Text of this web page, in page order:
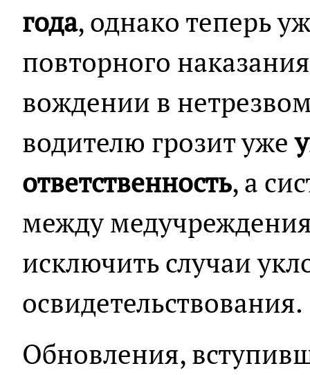
года, однако теперь
повторного
вождении в
водителю грозит уже
ответственность, а
между
исключить случаи
освидетельствования.
Обновления,